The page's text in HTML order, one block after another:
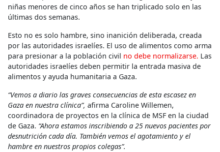
niñas menores de cinco años se han triplicado solo en las
últimas dos semanas.
Esto no es solo hambre, sino inanición deliberada, creada
por las autoridades israelíes. El uso de alimentos como arma
para presionar a la población civil no debe normalizarse. Las
autoridades israelíes deben permitir la entrada masiva de
alimentos y ayuda humanitaria a Gaza.
“Vemos a diario las graves consecuencias de esta escasez en
Gaza en nuestra clínica”, afirma Caroline Willemen,
coordinadora de proyectos en la clínica de MSF en la ciudad
de Gaza. “Ahora estamos inscribiendo a 25 nuevos pacientes por
desnutrición cada día. También vemos el agotamiento y el
hambre en nuestros propios colegas”.